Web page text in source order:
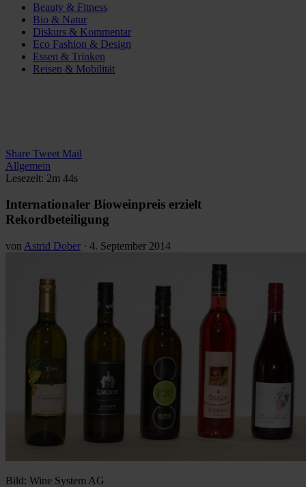
Beauty & Fitness
Bio & Natur
Diskurs & Kommentar
Eco Fashion & Design
Essen & Trinken
Reisen & Mobilität
Share Tweet Mail
Allgemein
Lesezeit: 2m 44s
Internationaler Bioweinpreis erzielt
Rekordbeteiligung
von Astrid Dober · 4. September 2014
Bild: Wine System AG